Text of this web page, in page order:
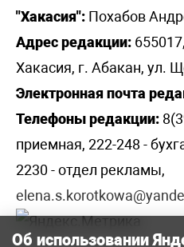
"Хакасия": Похабов
Адрес редакции:
Хакасия, г. Абакан, ул.
Электронная почта
Телефоны редакции:
приемная, 222-248 -
2230 - отдел рекламы,
Об использовании